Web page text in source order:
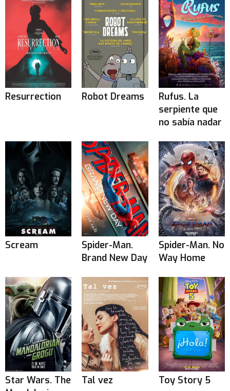
Resurrection Robot Dreams
Rufus. La
serpiente que
no sabía nadar
Scream
Spider-Man.
Brand New Day
Spider-Man. No
Way Home
Star Wars. The
Tal vez Toy Story 5